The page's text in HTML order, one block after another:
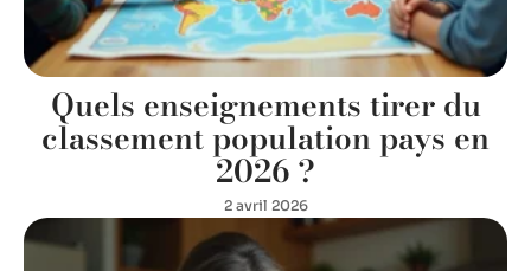
Quels enseignements tirer du
classement population pays en
2026 ?
2 avril 2026